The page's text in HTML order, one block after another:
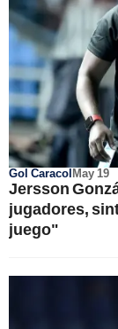
Gol CaracolMay 19
Jersson
jugadores,
juego"